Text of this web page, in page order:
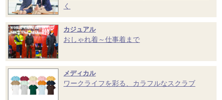
く
カジュアル
おしゃれ着～仕事着まで
メディカル
ワークライフを彩る、カラフルなスクラブ